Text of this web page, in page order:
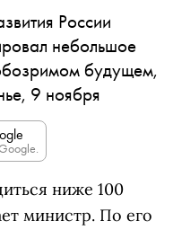
России
небольшое
будущем,
9 ноября
ниже 100
министр. По его